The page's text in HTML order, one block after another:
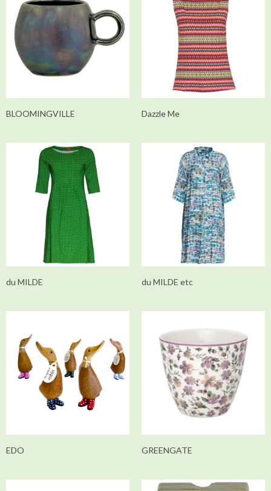
BLOOMINGVILLE Dazzle Me
du MILDE du MILDE etc
EDO GREENGATE